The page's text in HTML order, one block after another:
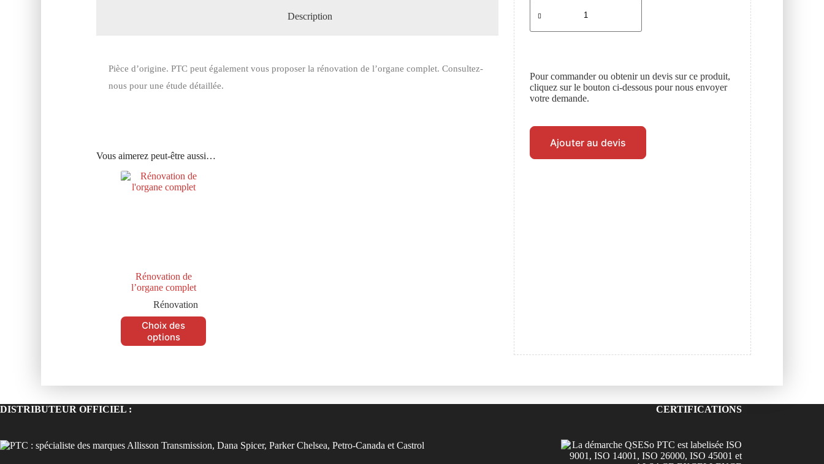
Description
Pièce d’origine. PTC peut également vous proposer la rénovation de l’organe complet. Consultez-
nous pour une étude détaillée.
Vous aimerez peut-être aussi…
Rénovation de
l’organe complet
Rénovation
Choix des
options
Pour commander ou obtenir un devis sur ce produit,
cliquez sur le bouton ci-dessous pour nous envoyer
votre demande.
Ajouter au devis
DISTRIBUTEUR OFFICIEL : CERTIFICATIONS